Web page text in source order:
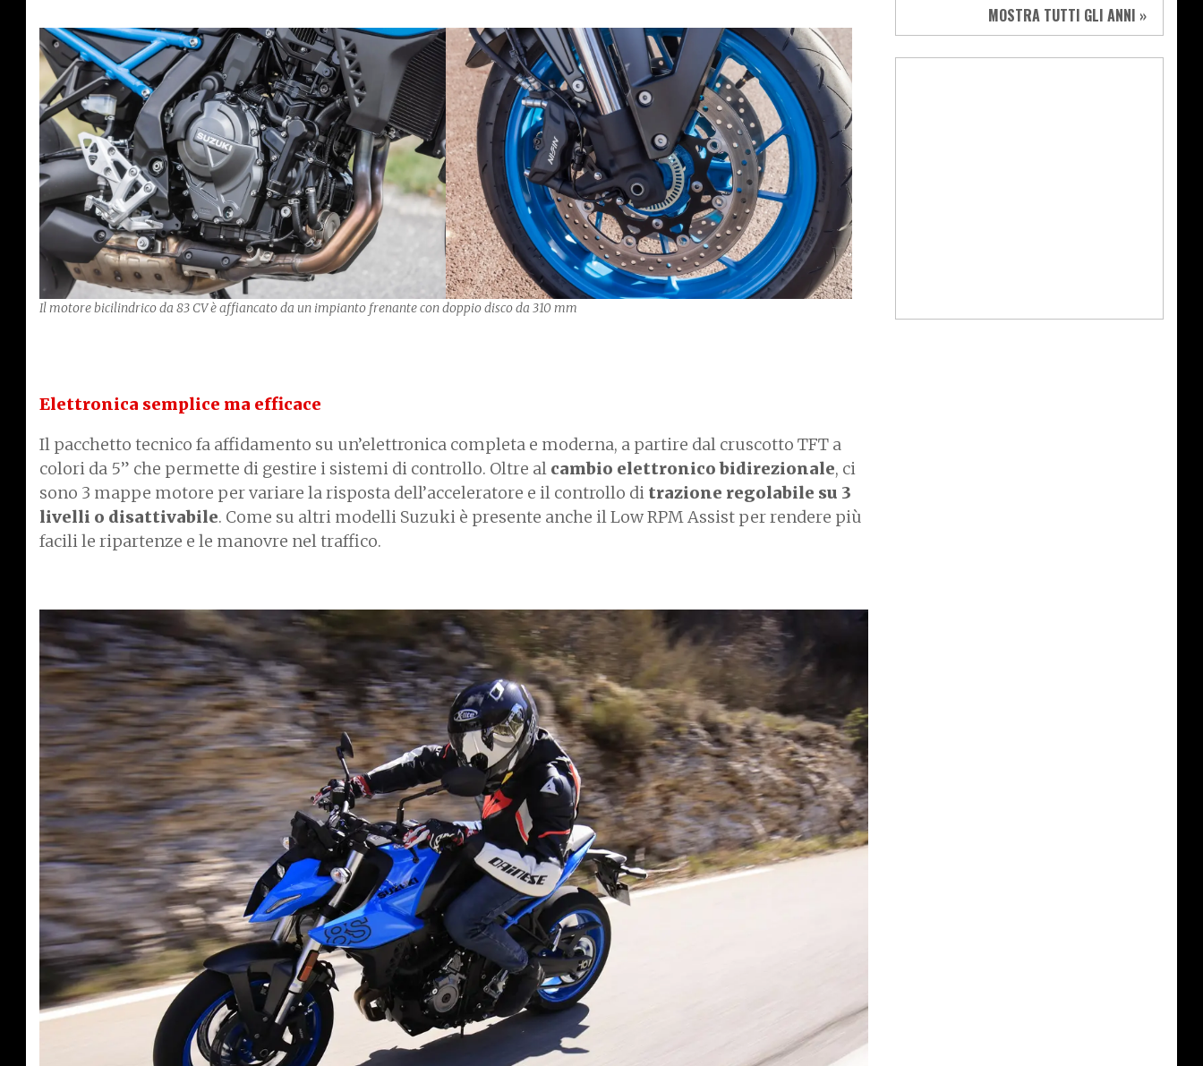
Il motore bicilindrico da 83 CV è affiancato da un impianto frenante con doppio disco da 310 mm
Elettronica semplice ma efficace
Il pacchetto tecnico fa affidamento su un’elettronica completa e moderna, a partire dal cruscotto TFT a
colori da 5” che permette di gestire i sistemi di controllo. Oltre al cambio elettronico bidirezionale, ci
sono 3 mappe motore per variare la risposta dell’acceleratore e il controllo di trazione regolabile su 3
livelli o disattivabile. Come su altri modelli Suzuki è presente anche il Low RPM Assist per rendere più
facili le ripartenze e le manovre nel traffico.
MOSTRA TUTTI GLI ANNI »